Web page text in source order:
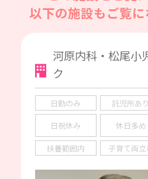
以下の施設もご覧に
河原内科・松尾小
ク
日勤のみ 託児所あり
日祝休み 休日多め
扶養範囲内
子育て両